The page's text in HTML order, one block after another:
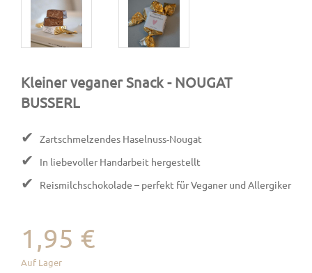
Kleiner veganer Snack - NOUGAT
BUSSERL
✔ Zartschmelzendes Haselnuss-Nougat
✔ In liebevoller Handarbeit hergestellt
✔ Reismilchschokolade – perfekt für Veganer und Allergiker
1,95 €
Auf Lager